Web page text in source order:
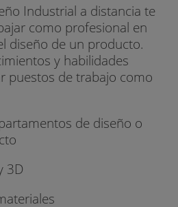
Industrial a distancia te
como profesional en
diseño de un producto.
y habilidades
puestos de trabajo como
de diseño o
3D